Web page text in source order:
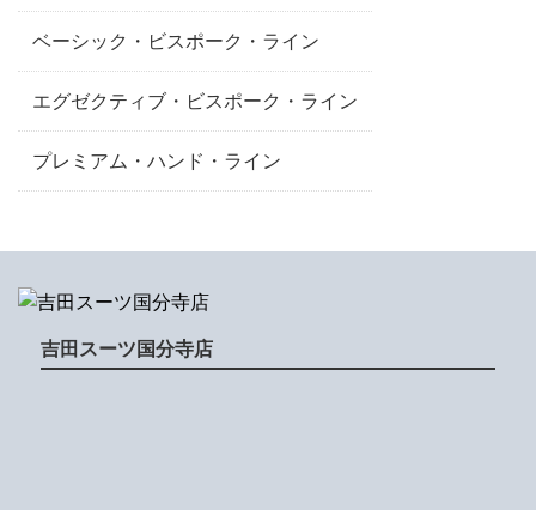
ベーシック・ビスポーク・ライン
エグゼクティブ・ビスポーク・ライン
プレミアム・ハンド・ライン
吉田スーツ国分寺店